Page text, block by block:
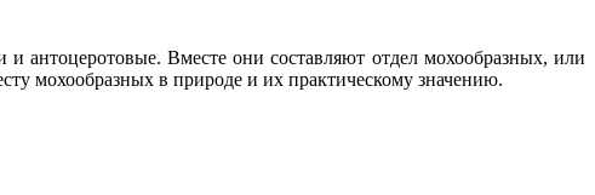
антоцеротовые. Вместе они составляют отдел мохообразных, или
мохообразных в природе и их практическому значению.